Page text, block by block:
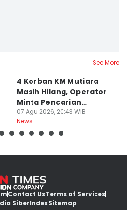
See More
4 Korban KM Mutiara
Masih Hilang, Operator
Minta Pencarian
Dilanjut
07 Agu 2026, 20:43 WIB
News
Contact UsTerms of Services
SiberIndexSitemap